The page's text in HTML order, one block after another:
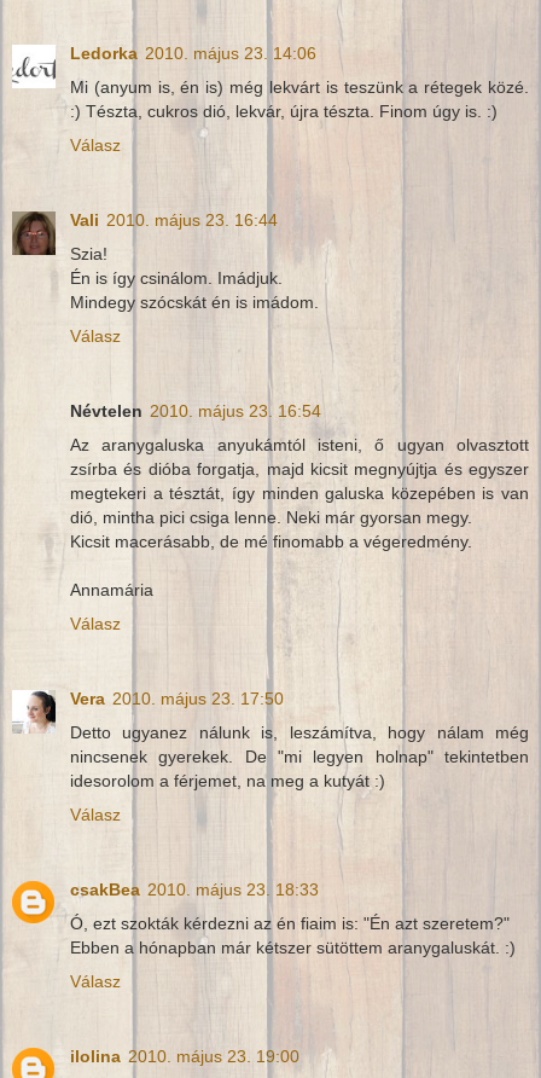
Ledorka 2010. május 23. 14:06
Mi (anyum is, én is) még lekvárt is teszünk a rétegek közé.
:) Tészta, cukros dió, lekvár, újra tészta. Finom úgy is. :)
Válasz
Vali 2010. május 23. 16:44
Szia!
Én is így csinálom. Imádjuk.
Mindegy szócskát én is imádom.
Válasz
Névtelen 2010. május 23. 16:54
Az aranygaluska anyukámtól isteni, ő ugyan olvasztott
zsírba és dióba forgatja, majd kicsit megnyújtja és egyszer
megtekeri a tésztát, így minden galuska közepében is van
dió, mintha pici csiga lenne. Neki már gyorsan megy.
Kicsit macerásabb, de mé finomabb a végeredmény.
Annamária
Válasz
Vera 2010. május 23. 17:50
Detto ugyanez nálunk is, leszámítva, hogy nálam még
nincsenek gyerekek. De "mi legyen holnap" tekintetben
idesorolom a férjemet, na meg a kutyát :)
Válasz
csakBea 2010. május 23. 18:33
Ó, ezt szokták kérdezni az én fiaim is: "Én azt szeretem?"
Ebben a hónapban már kétszer sütöttem aranygaluskát. :)
Válasz
ilolina 2010. május 23. 19:00